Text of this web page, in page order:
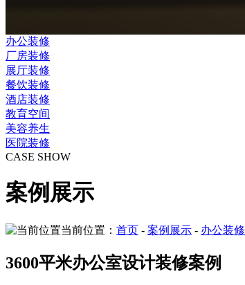
办公装修
厂房装修
展厅装修
餐饮装修
酒店装修
教育空间
美容养生
医院装修
CASE SHOW
案例展示
当前位置： 首页 - 案例展示 - 办公装修
3600平米办公室设计装修案例